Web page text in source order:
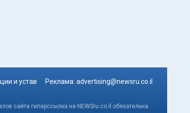
и устав Реклама: advertising@newsru.co.il
сайта гиперссылка на NEWSru.co.il обязательна.